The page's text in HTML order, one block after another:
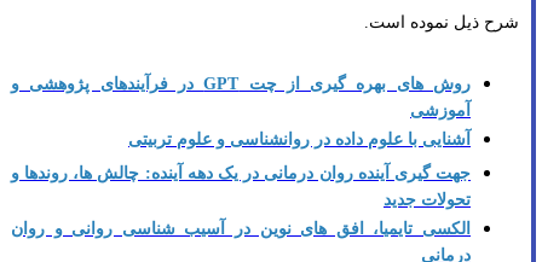
ذیل نموده است.
روش های بهره گیری از چت GPT در فرآیندهای پژوهشی و
آموزشی
آشنایی با علوم داده در روانشناسی و علوم تربیتی
جهت گیری آینده روان درمانی در یک دهه آینده: چالش ها، روندها و
تحولات جدید
الکسی تایمیا، افق های نوین در آسیب شناسی روانی و روان
درمانی